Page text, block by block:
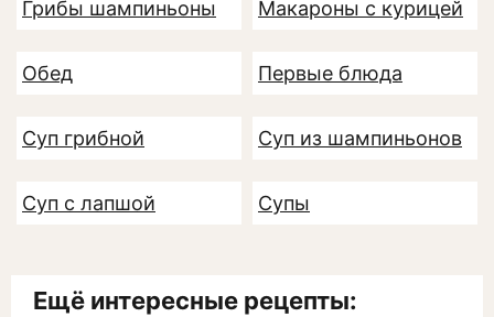
Грибы шампиньоны Макароны с курицей
Обед Первые блюда
Суп грибной Суп из шампиньонов
Суп с лапшой Супы
Ещё интересные рецепты: